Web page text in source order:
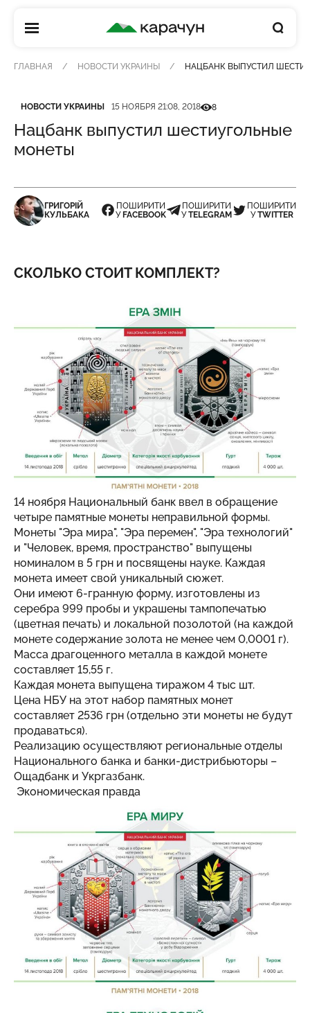
КАРАЧУН
ГЛАВНАЯ НОВОСТИ УКРАИНЫ НАЦБАНК ВЫПУСТИЛ
Категория
НОВОСТИ УКРАИНЫ
Дата публикации 15 НОЯБРЯ 21:08, 2018Кількість переглядів
8
Нацбанк выпустил шестиугольные
монеты
ГРИГОРІЙ
КУЛЬБАКА
ПОШИРИТИ
У FACEBOOK
ПОШИРИТИ
УTELEGRAM
ПОШИРИТИ
УTWITTER
СКОЛЬКО СТОИТ КОМПЛЕКТ?
14 ноября Национальный банк ввел в обращение
четыре памятные монеты неправильной формы.
Монеты "Эра мира", "Эра перемен", "Эра технологий"
и "Человек, время, пространство" выпущены
номиналом в 5 грн и посвящены науке. Каждая
монета имеет свой уникальный сюжет.
Они имеют 6-гранную форму, изготовлены из
серебра 999 пробы и украшены тампопечатью
(цветная печать) и локальной позолотой (на каждой
монете содержание золота не менее чем 0,0001 г).
Масса драгоценного металла в каждой монете
составляет 15,55 г.
Каждая монета выпущена тиражом 4 тыс шт.
Цена НБУ на этот набор памятных монет
составляет 2536 грн (отдельно эти монеты не будут
продаваться).
Реализацию осуществляют региональные отделы
Национального банка и банки-дистрибьюторы –
Ощадбанк и Укргазбанк.
Экономическая правда